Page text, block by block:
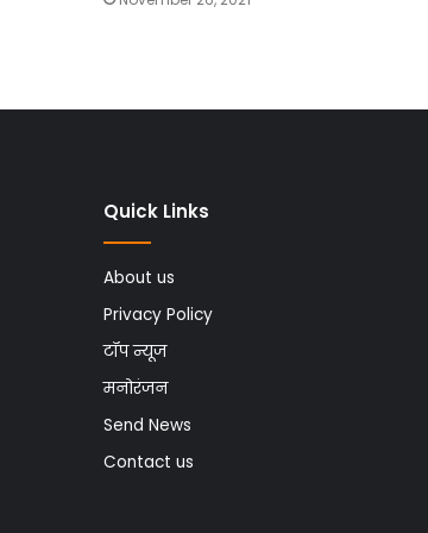
Quick Links
About us
Privacy Policy
टॉप न्यूज
मनोरंजन
Send News
Contact us